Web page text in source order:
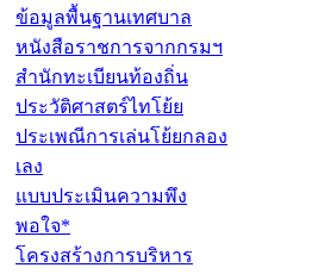
ข้อมูลพื้นฐานเทศบาล
หนังสือราชการจากกรมฯ
สำนักทะเบียนท้องถิ่น
ประวัติศาสตร์ไทโย้ย
ประเพณีการเล่นโย้ยกลอง
เลง
แบบประเมินความพึง
พอใจ*
โครงสร้างการบริหาร